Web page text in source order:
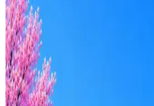
Intern
Зарплата
от 50к